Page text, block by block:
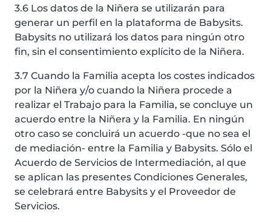
3.6 Los datos de la Niñera se utilizarán para
generar un perfil en la plataforma de Babysits.
Babysits no utilizará los datos para ningún otro
fin, sin el consentimiento explícito de la Niñera.
3.7 Cuando la Familia acepta los costes indicados
por la Niñera y/o cuando la Niñera procede a
realizar el Trabajo para la Familia, se concluye un
acuerdo entre la Niñera y la Familia. En ningún
otro caso se concluirá un acuerdo -que no sea el
de mediación- entre la Familia y Babysits. Sólo el
Acuerdo de Servicios de Intermediación, al que
se aplican las presentes Condiciones Generales,
se celebrará entre Babysits y el Proveedor de
Servicios.